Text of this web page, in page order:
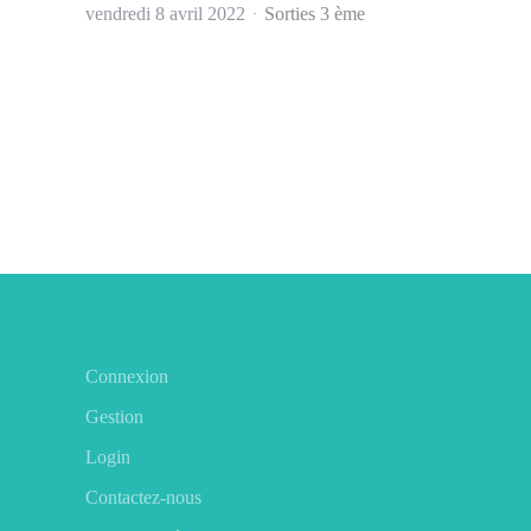
vendredi 8 avril 2022 Sorties 3 ème
Connexion
Gestion
Login
Contactez-nous